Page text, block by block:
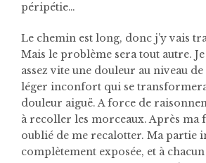
péripétie…
Le chemin est long, donc j’y vais
Mais le problème sera tout autre.
assez vite une douleur au niveau
léger inconfort qui se
douleur aiguë. A force de
à recoller les morceaux. Après ma
oublié de me recalotter. Ma partie
complètement exposée, et à